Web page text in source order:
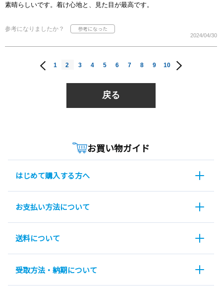
素晴らしいです。着け心地と、見た目が最高です。
参考になりましたか？
2024/04/30
1 2 3 4 5 6 7 8 9 10
戻る
お買い物ガイド
はじめて購入する方へ
お支払い方法について
送料について
受取方法・納期について